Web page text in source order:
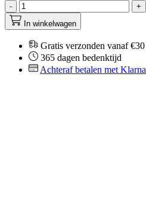
-
+
In winkelwagen
Gratis verzonden vanaf €30
365 dagen bedenktijd
Achteraf betalen met Klarna